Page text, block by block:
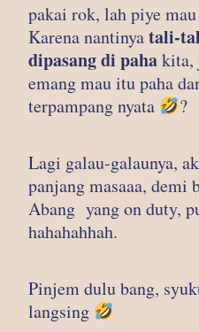
pakai rok, lah piye
Karena nantinyatali-
dipasang di pahakita,
emang mau itu paha
terpampang nyata
?
Lagi galau-galaunya,
panjang masaaa, demi
Abang yang on duty,
hahahahhah.
Pinjem dulu bang,
langsing